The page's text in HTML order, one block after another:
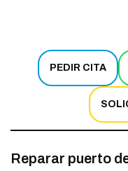
PEDIR CITA
Reparar puerto